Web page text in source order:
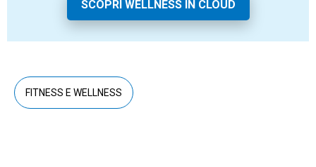
SCOPRI WELLNESS IN CLOUD
FITNESS E WELLNESS